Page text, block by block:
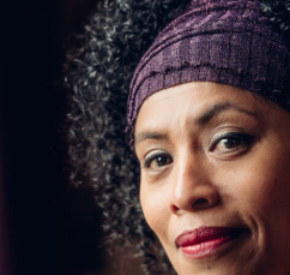
oktober
in
TivoliVredenburg